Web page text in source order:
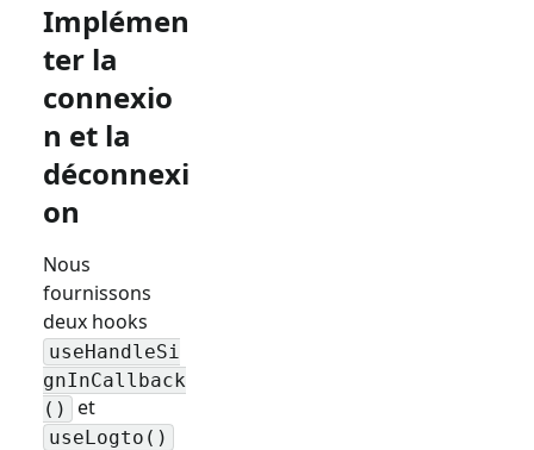
Implémen
ter la
connexio
n et la
déconnexi
on
Nous
fournissons
deux hooks
useHandleSi
gnInCallback
()
et
useLogto()